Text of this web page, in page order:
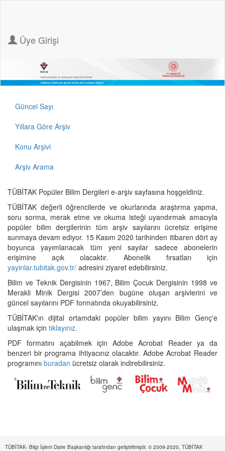
Üye Girişi
Güncel Sayı
Yıllara Göre Arşiv
Konu Arşivi
Arşiv Arama
TÜBİTAK Popüler Bilim Dergileri e-arşiv sayfasına hoşgeldiniz.
TÜBİTAK değerli öğrencilerde ve okurlarında araştırma yapma,
soru sorma, merak etme ve okuma isteği uyandırmak amacıyla
popüler bilim dergilerinin tüm arşiv sayılarını ücretsiz erişime
sunmaya devam ediyor. 15 Kasım 2020 tarihinden itibaren dört ay
boyunca yayımlanacak tüm yeni sayılar sadece abonelerin
erişimine açık olacaktır. Abonelik fırsatları için
yayinlar.tubitak.gov.tr/ adresini ziyaret edebilirsiniz.
Bilim ve Teknik Dergisinin 1967, Bilim Çocuk Dergisinin 1998 ve
Merakli Minik Dergisi 2007’den bugüne oluşan arşivlerini ve
güncel sayılarını PDF formatında okuyabilirsiniz.
TÜBİTAK'ın dijital ortamdaki popüler bilim yayını Bilim Genç'e
ulaşmak için tıklayınız.
PDF formatını açabilmek için Adobe Acrobat Reader ya da
benzeri bir programa ihtiyacınız olacaktır. Adobe Acrobat Reader
programını buradan ücretsiz olarak indirebilirsiniz.
TÜBİTAK- Bilgi İşlem Daire Başkanlığı tarafından geliştirilmiştir. © 2009-2020, TÜBİTAK